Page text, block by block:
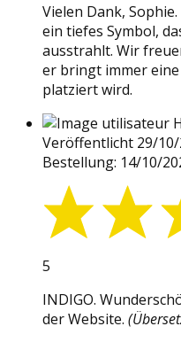
Vielen Dank,
ein tiefes Symbol,
ausstrahlt. Wir
er bringt immer
platziert wird.
Veröffentlicht 29/
Bestellung: 14/10/
5
INDIGO.
der Website.